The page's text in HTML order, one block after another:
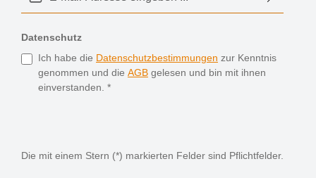
Datenschutz
Ich habe die Datenschutzbestimmungen zur Kenntnis
genommen und die AGB gelesen und bin mit ihnen
einverstanden. *
Die mit einem Stern (*) markierten Felder sind Pflichtfelder.